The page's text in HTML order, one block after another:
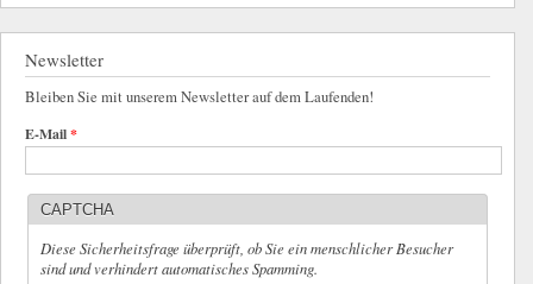
Newsletter
Bleiben Sie mit unserem Newsletter auf dem Laufenden!
E-Mail*
CAPTCHA
Diese Sicherheitsfrage überprüft, ob Sie ein menschlicher Besucher
sind und verhindert automatisches Spamming.